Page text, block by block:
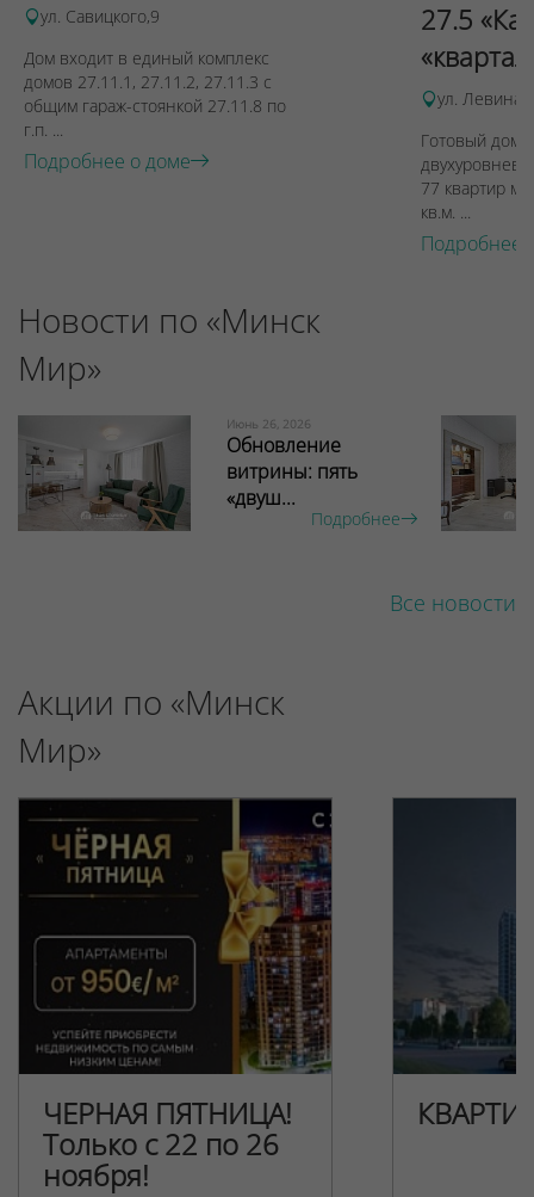
ул. Савицкого,9
Дом входит в единый комплекс
домов 27.11.1, 27.11.2, 27.11.3 с
общим гараж-стоянкой 27.11.8 по
г.п. ...
Подробнее о доме
27.5
ул. Левина,
Готовый дом
77 квартир
кв.м. ...
Подробнее
Новости по «Минск
Мир»
Июнь 26, 2026
Обновление
витрины: пять
«двуш...
Подробнее
Все новости
Акции по «Минск
Мир»
ЧЕРНАЯ ПЯТНИЦА!
Только с 22 по 26
ноября!